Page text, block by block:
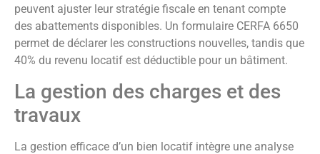
peuvent ajuster leur stratégie fiscale en tenant compte
des abattements disponibles. Un formulaire CERFA 6650
permet de déclarer les constructions nouvelles, tandis que
40% du revenu locatif est déductible pour un bâtiment.
La gestion des charges et des
travaux
La gestion efficace d’un bien locatif intègre une analyse